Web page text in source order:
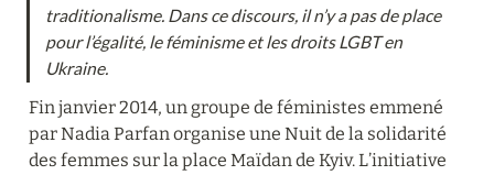
traditionalisme. Dans ce discours, il n’y a pas de place
pour l’égalité, le féminisme et les droits LGBT en
Ukraine.
Fin janvier 2014, un groupe de féministes emmené
par Nadia Parfan organise une Nuit de la solidarité
des femmes sur la place Maïdan de Kyiv. L’initiative